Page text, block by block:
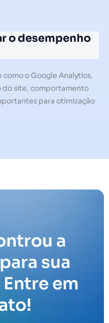
o desempenho
o Google Analytics,
site, comportamento
para otimização
a
sua
em